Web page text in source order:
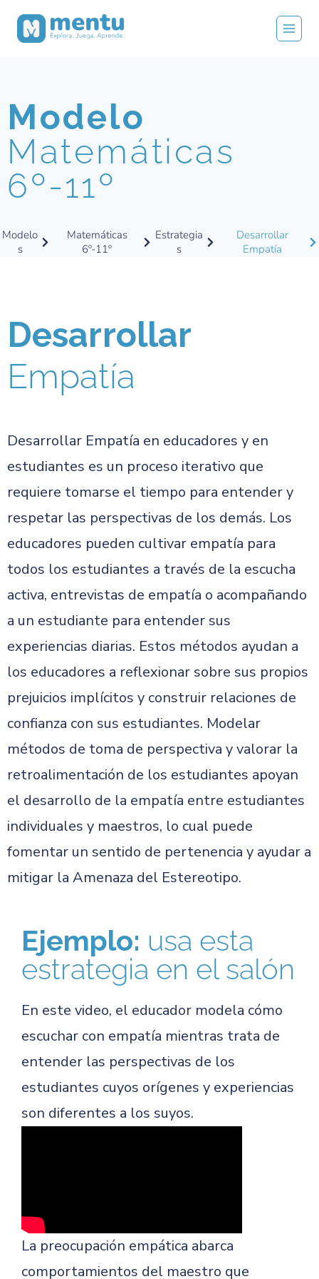
Modelo
Matemáticas
6º-11º
Modelo
s
Matemáticas
6º-11º
Estrategia
s
Desarrollar
Empatía
Desarrollar
Empatía
Desarrollar Empatía en educadores y en
estudiantes es un proceso iterativo que
requiere tomarse el tiempo para entender y
respetar las perspectivas de los demás. Los
educadores pueden cultivar empatía para
todos los estudiantes a través de la escucha
activa, entrevistas de empatía o acompañando
a un estudiante para entender sus
experiencias diarias. Estos métodos ayudan a
los educadores a reflexionar sobre sus propios
prejuicios implícitos y construir relaciones de
confianza con sus estudiantes. Modelar
métodos de toma de perspectiva y valorar la
retroalimentación de los estudiantes apoyan
el desarrollo de la empatía entre estudiantes
individuales y maestros, lo cual puede
fomentar un sentido de pertenencia y ayudar a
mitigar la Amenaza del Estereotipo.
Ejemplo: usa esta
estrategia en el salón
En este video, el educador modela cómo
escuchar con empatía mientras trata de
entender las perspectivas de los
estudiantes cuyos orígenes y experiencias
son diferentes a los suyos.
La preocupación empática abarca
comportamientos del maestro que